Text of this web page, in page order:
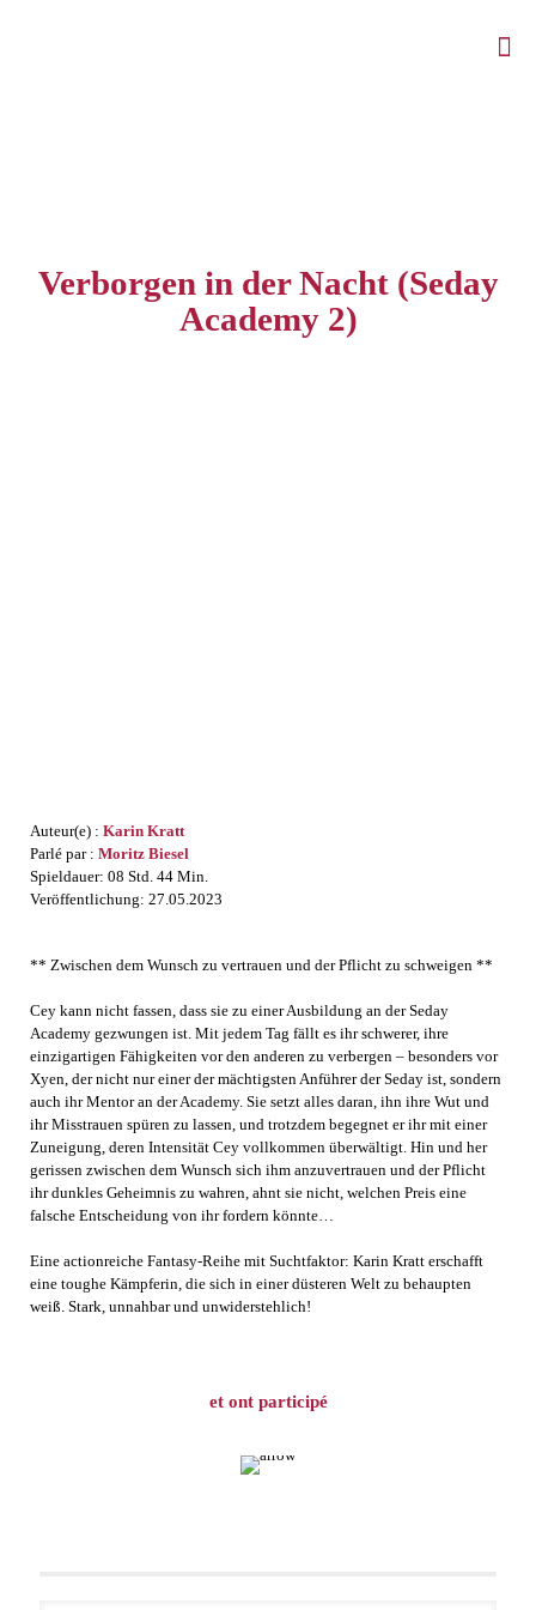
Verborgen in der Nacht (Seday
Academy 2)
Auteur(e) : Karin Kratt
Parlé par : Moritz Biesel
Spieldauer: 08 Std. 44 Min.
Veröffentlichung: 27.05.2023
** Zwischen dem Wunsch zu vertrauen und der Pflicht zu schweigen **
Cey kann nicht fassen, dass sie zu einer Ausbildung an der Seday
Academy gezwungen ist. Mit jedem Tag fällt es ihr schwerer, ihre
einzigartigen Fähigkeiten vor den anderen zu verbergen – besonders vor
Xyen, der nicht nur einer der mächtigsten Anführer der Seday ist, sondern
auch ihr Mentor an der Academy. Sie setzt alles daran, ihn ihre Wut und
ihr Misstrauen spüren zu lassen, und trotzdem begegnet er ihr mit einer
Zuneigung, deren Intensität Cey vollkommen überwältigt. Hin und her
gerissen zwischen dem Wunsch sich ihm anzuvertrauen und der Pflicht
ihr dunkles Geheimnis zu wahren, ahnt sie nicht, welchen Preis eine
falsche Entscheidung von ihr fordern könnte…
Eine actionreiche Fantasy-Reihe mit Suchtfaktor: Karin Kratt erschafft
eine toughe Kämpferin, die sich in einer düsteren Welt zu behaupten
weiß. Stark, unnahbar und unwiderstehlich!
et ont participé